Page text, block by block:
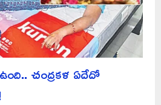
చంద్రకళ ఏదేదో